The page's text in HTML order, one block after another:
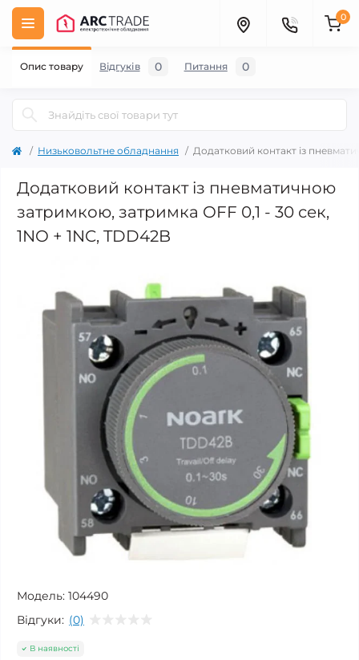
0
Низьковольтне обладнання Додатковий контакт із
Додатковий контакт із пневматичною
затримкою, затримка OFF 0,1 - 30 сек,
1NO + 1NC, TDD42B
Модель: 104490
Відгуки: (0)
В наявності
Опис товару Відгуків 0 Питання 0